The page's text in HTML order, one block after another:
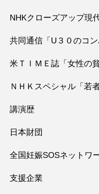
NHKクローズアップ現
共同通信「U３０のコン
米ＴＩＭＥ誌「女性の
ＮＨＫスペシャル「若
講演歴
日本財団
全国妊娠SOSネットワ
支援企業